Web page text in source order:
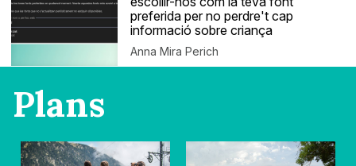
preferida per no perdre't cap
informació sobre criança
Anna Mira Perich
Plans